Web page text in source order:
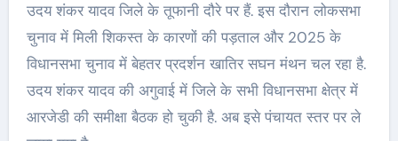
उदय शंकर यादव जिले के तूफानी दौरे पर हैं. इस दौरान लोकसभा
चुनाव में मिली शिकस्त के कारणों की पड़ताल और 2025 के
विधानसभा चुनाव में बेहतर प्रदर्शन खातिर सघन मंथन चल रहा है.
उदय शंकर यादव की अगुवाई में जिले के सभी विधानसभा क्षेत्र में
आरजेडी की समीक्षा बैठक हो चुकी है. अब इसे पंचायत स्तर पर ले